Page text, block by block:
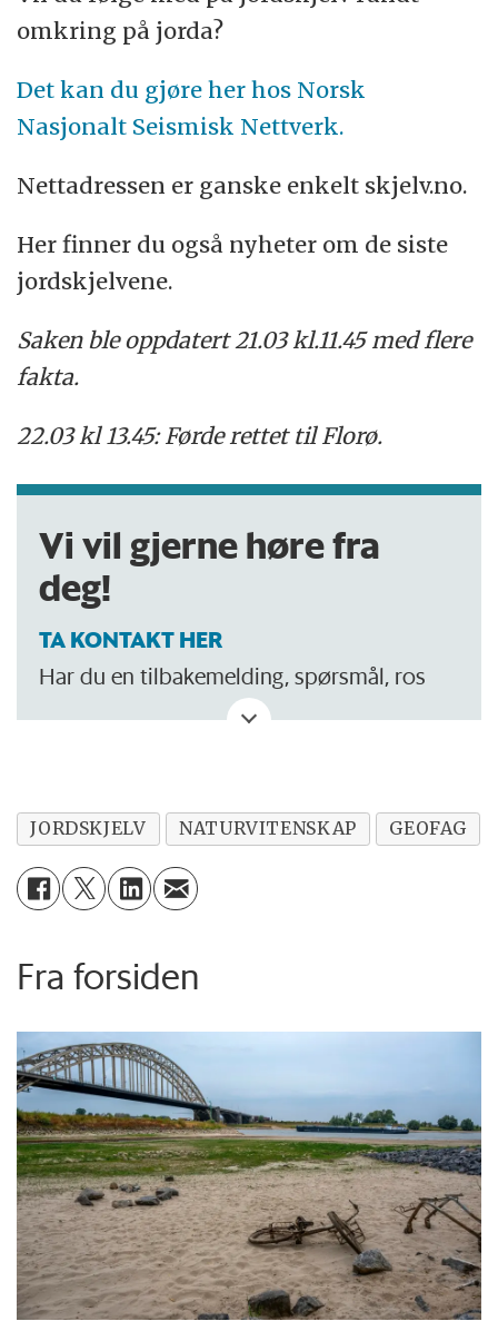
omkring på jorda?
Det kan du gjøre her hos Norsk
Nasjonalt Seismisk Nettverk.
Nettadressen er ganske enkelt skjelv.no.
Her finner du også nyheter om de siste
jordskjelvene.
Saken ble oppdatert 21.03 kl.11.45 med flere
fakta.
22.03 kl 13.45: Førde rettet til Florø.
Vi vil gjerne høre fra
deg!
TA KONTAKT HER
Har du en tilbakemelding, spørsmål, ros
eller kritikk? Eller tips om noe vi bør skrive
JORDSKJELV NATURVITENSKAP GEOFAG
Fra forsiden